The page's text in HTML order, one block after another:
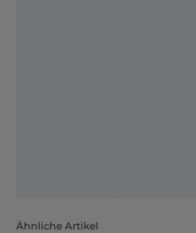
Ähnliche Artikel